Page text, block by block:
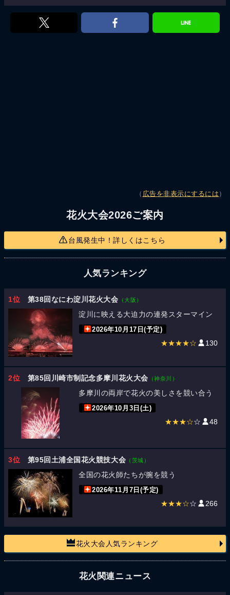
（ 広告を非表示にするには ）
花火大会2026ご案内
台風発生中！詳しくはこちら
人気ランキング
1位 第38回なにわ淀川花火大会 （大阪）
淀川に映える大迫力の連発スターマイン
2026年10月17日(予定)
★★★★☆ 130
2位 第85回川崎市制記念多摩川花火大会 （神奈川）
多摩川の両岸で花火の美しさを競い合う
2026年10月3日(土)
★★★☆☆ 48
3位 第95回土浦全国花火競技大会 （茨城）
全国の花火師たちが腕を競う
2026年11月7日(予定)
★★★☆☆ 266
花火大会人気ランキング
花火関連ニュース